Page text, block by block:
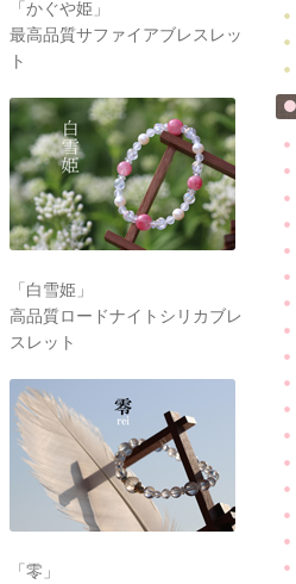
「かぐや姫」
最高品質サファイアブレスレッ
ト
「白雪姫」
高品質ロードナイトシリカブレ
スレット
「零」